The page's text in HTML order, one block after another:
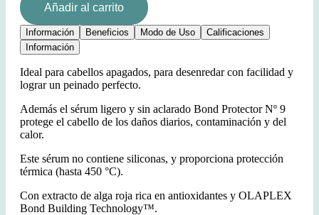
Añadir al carrito
Información Beneficios Modo de Uso
Calificaciones
Información
Ideal para cabellos apagados, para desenredar con facilidad y
lograr un peinado perfecto.
Además el sérum ligero y sin aclarado Bond Protector Nº 9
protege el cabello de los daños diarios, contaminación y del
calor.
Este sérum no contiene siliconas, y proporciona protección
térmica (hasta 450 °C).
Con extracto de alga roja rica en antioxidantes y OLAPLEX
Bond Building Technology™.